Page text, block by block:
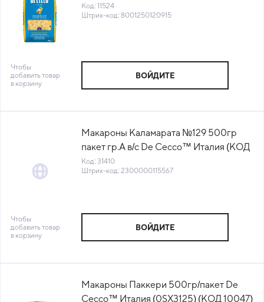
(+18°С)
Код: 11524
Штрих-код: 8001250120915
Чтобы
добавить товар
в корзину
ВОЙДИТЕ
Макароны Каламарата №129 500гр
пакет гр.А в/с De Cecco™ Италия (КОД
31410) (+18°С)
Код: 31410
Штрих-код: 2300000115567
Чтобы
добавить товар
в корзину
ВОЙДИТЕ
Макароны Паккери 500гр/пакет De
Cecco™ Италия (0SX3125) (КОД 10047)